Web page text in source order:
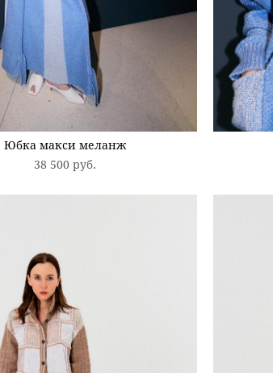
Юбка макси меланж
38 500 pуб.